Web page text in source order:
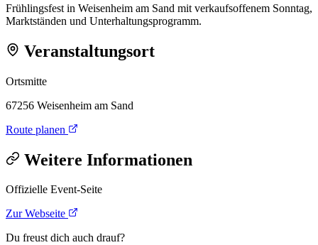
Frühlingsfest in Weisenheim am Sand mit verkaufsoffenem Sonntag,
Marktständen und Unterhaltungsprogramm.
Veranstaltungsort
Ortsmitte
67256 Weisenheim am Sand
Route planen
Weitere Informationen
Offizielle Event-Seite
Zur Webseite
Du freust dich auch drauf?